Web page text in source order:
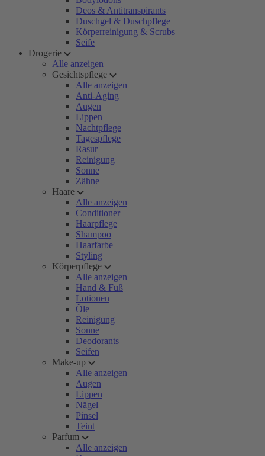
Deos & Antitranspirants
Duschgel & Duschpflege
Körperreinigung & Scrubs
Seife
Drogerie
Alle anzeigen
Gesichtspflege
Alle anzeigen
Anti-Aging
Augen
Lippen
Nachtpflege
Tagespflege
Rasur
Reinigung
Sonne
Zähne
Haare
Alle anzeigen
Conditioner
Haarpflege
Shampoo
Haarfarbe
Styling
Körperpflege
Alle anzeigen
Hand & Fuß
Lotionen
Öle
Reinigung
Sonne
Deodorants
Seifen
Make-up
Alle anzeigen
Augen
Lippen
Nägel
Pinsel
Teint
Parfum
Alle anzeigen